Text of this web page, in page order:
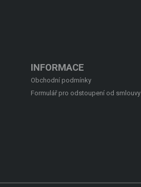
INFORMACE
Obchodní podmínky
Formulář pro odstoupení od smlouvy